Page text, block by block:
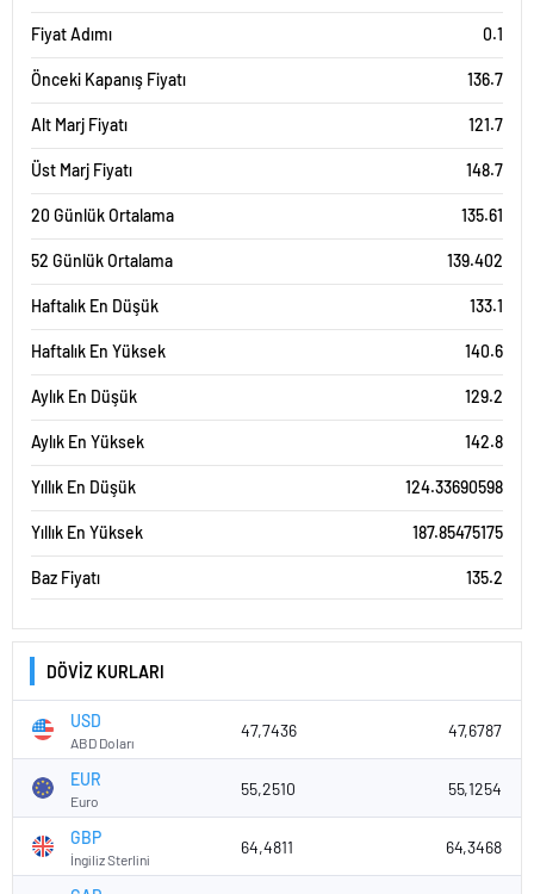
Fiyat Adımı 0.1
Önceki Kapanış Fiyatı 136.7
Alt Marj Fiyatı 121.7
Üst Marj Fiyatı 148.7
20 Günlük Ortalama 135.61
52 Günlük Ortalama 139.402
Haftalık En Düşük 133.1
Haftalık En Yüksek 140.6
Aylık En Düşük 129.2
Aylık En Yüksek 142.8
Yıllık En Düşük 124.33690598
Yıllık En Yüksek 187.85475175
Baz Fiyatı 135.2
DÖVİZ KURLARI
USD
ABD Doları
47,7436 47,6787
EUR
Euro
55,2510 55,1254
GBP
İngiliz Sterlini
64,4811 64,3468